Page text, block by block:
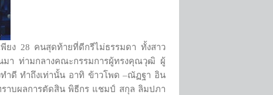
ยง 28 คนสุดท้ายที่ดีกรีไม่ธรรมดา ทั้งสาว
มา ท่ามกลางคณะกรรมการผู้ทรงคุณวุฒิ ผู้
ทำดี ทำถึงเท่านั้น อาทิ ข้าวโพด –ณัฏฐา อิน
าบผลการตัดสิน พิธีกร แชมป์ สกุล ลิมปภา